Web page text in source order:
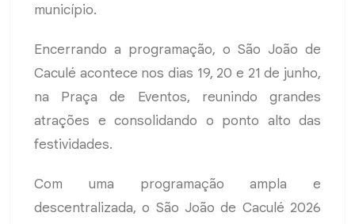
município.
Encerrando a programação, o São João de
Caculé acontece nos dias 19, 20 e 21 de junho,
na Praça de Eventos, reunindo grandes
atrações e consolidando o ponto alto das
festividades.
Com uma programação ampla e
descentralizada, o São João de Caculé 2026